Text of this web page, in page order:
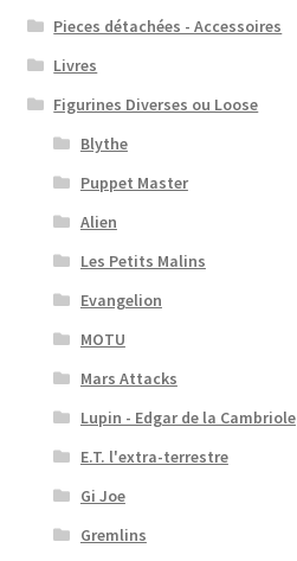
Pieces détachées - Accessoires
Livres
Figurines Diverses ou Loose
Blythe
Puppet Master
Alien
Les Petits Malins
Evangelion
MOTU
Mars Attacks
Lupin - Edgar de la Cambriole
E.T. l'extra-terrestre
Gi Joe
Gremlins